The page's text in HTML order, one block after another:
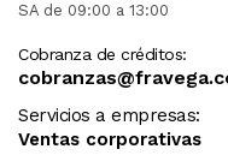
SA de 09:00 a 13:00
Cobranza de créditos:
Servicios a empresas:
Ventas corporativas